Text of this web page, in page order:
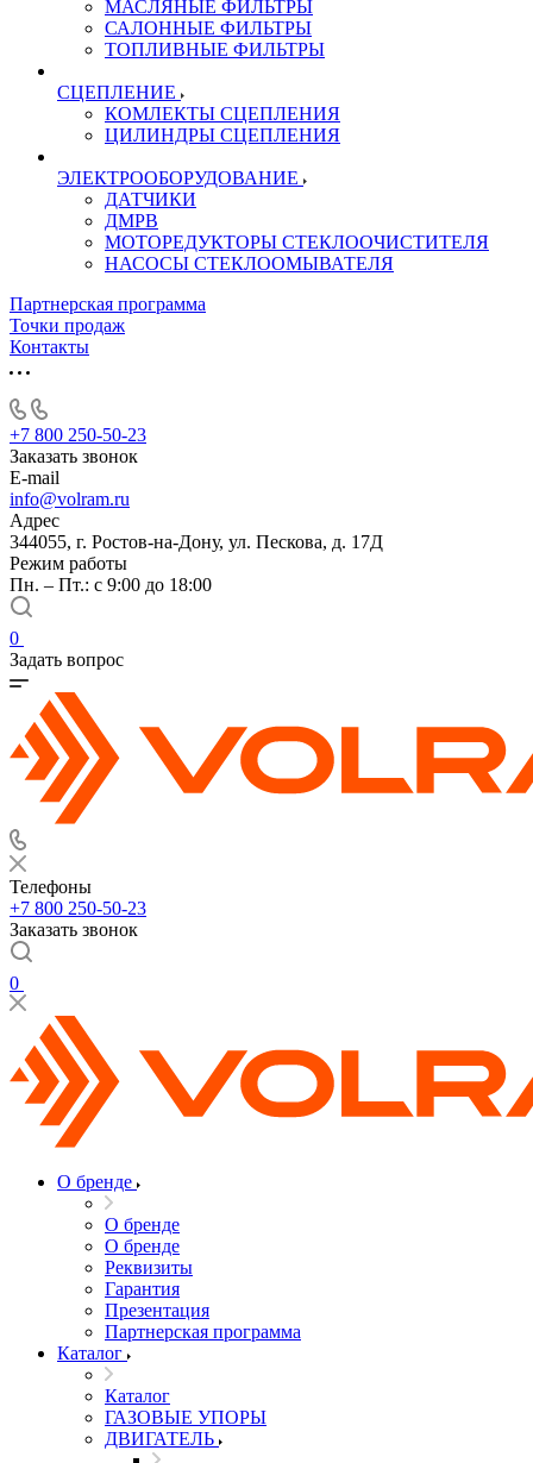
МАСЛЯНЫЕ ФИЛЬТРЫ
САЛОННЫЕ ФИЛЬТРЫ
ТОПЛИВНЫЕ ФИЛЬТРЫ
СЦЕПЛЕНИЕ
КОМЛЕКТЫ СЦЕПЛЕНИЯ
ЦИЛИНДРЫ СЦЕПЛЕНИЯ
ЭЛЕКТРООБОРУДОВАНИЕ
ДАТЧИКИ
ДМРВ
МОТОРЕДУКТОРЫ СТЕКЛООЧИСТИТЕЛЯ
НАСОСЫ СТЕКЛООМЫВАТЕЛЯ
Партнерская программа
Точки продаж
Контакты
+7 800 250-50-23
Заказать звонок
E-mail
info@volram.ru
Адрес
344055, г. Ростов-на-Дону, ул. Пескова, д. 17Д
Режим работы
Пн. – Пт.: с 9:00 до 18:00
0
Задать вопрос
Телефоны
+7 800 250-50-23
Заказать звонок
0
О бренде
О бренде
О бренде
Реквизиты
Гарантия
Презентация
Партнерская программа
Каталог
Каталог
ГАЗОВЫЕ УПОРЫ
ДВИГАТЕЛЬ